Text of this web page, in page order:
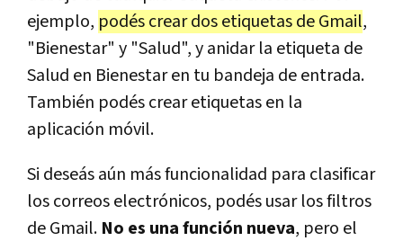
ejemplo, podés crear dos etiquetas de Gmail,
"Bienestar" y "Salud", y anidar la etiqueta de
Salud en Bienestar en tu bandeja de entrada.
También podés crear etiquetas en la
aplicación móvil.
Si deseás aún más funcionalidad para clasificar
los correos electrónicos, podés usar los filtros
de Gmail. No es una función nueva, pero el